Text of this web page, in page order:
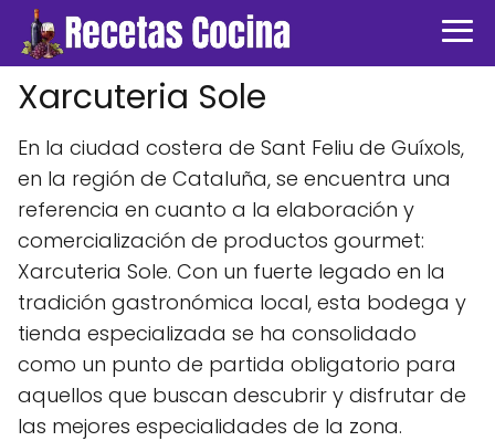
Xarcuteria Sole
En la ciudad costera de Sant Feliu de Guíxols,
en la región de Cataluña, se encuentra una
referencia en cuanto a la elaboración y
comercialización de productos gourmet:
Xarcuteria Sole. Con un fuerte legado en la
tradición gastronómica local, esta bodega y
tienda especializada se ha consolidado
como un punto de partida obligatorio para
aquellos que buscan descubrir y disfrutar de
las mejores especialidades de la zona.